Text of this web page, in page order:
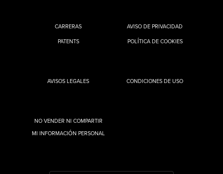
CARRERAS
PATENTS
AVISO DE PRIVACIDAD
POLÍTICA DE COOKIES
AVISOS LEGALES CONDICIONES DE USO
NO VENDER NI COMPARTIR
MI INFORMACIÓN PERSONAL